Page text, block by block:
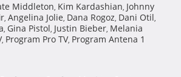
Middleton, Kim Kardashian, Johnny
, Angelina Jolie, Dana Rogoz, Dani Otil,
, Gina Pistol, Justin Bieber, Melania
, Program Pro TV, Program Antena 1